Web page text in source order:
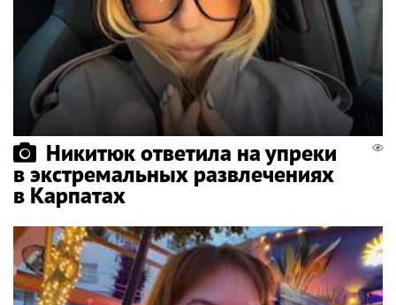
Никитюк ответила на упреки
в экстремальных развлечениях
в Карпатах